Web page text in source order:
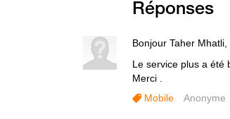
Réponses
Bonjour Taher Mhatli,
Le service plus a été
Merci .
Mobile
Anonyme